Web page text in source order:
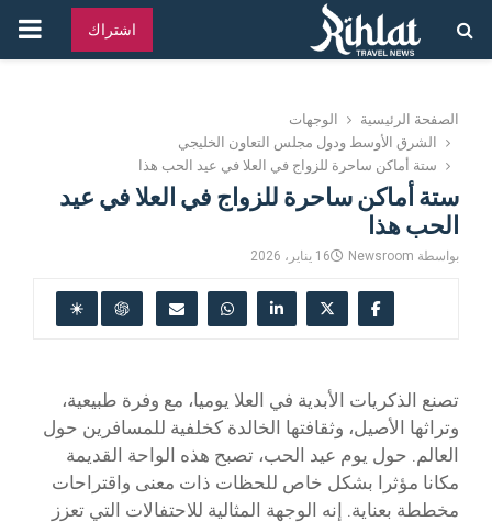
اشتراك
الصفحة الرئيسية
الوجهات
الشرق الأوسط ودول مجلس التعاون الخليجي
ستة أماكن ساحرة للزواج في العلا في عيد الحب هذا
ستة أماكن ساحرة للزواج في العلا في عيد
الحب هذا
بواسطة Newsroom 16 يناير، 2026
تصنع الذكريات الأبدية في العلا يوميا، مع وفرة طبيعية،
وتراثها الأصيل، وثقافتها الخالدة كخلفية للمسافرين حول
العالم. حول يوم عيد الحب، تصبح هذه الواحة القديمة
مكانا مؤثرا بشكل خاص للحظات ذات معنى واقتراحات
مخططة بعناية. إنه الوجهة المثالية للاحتفالات التي تعزز